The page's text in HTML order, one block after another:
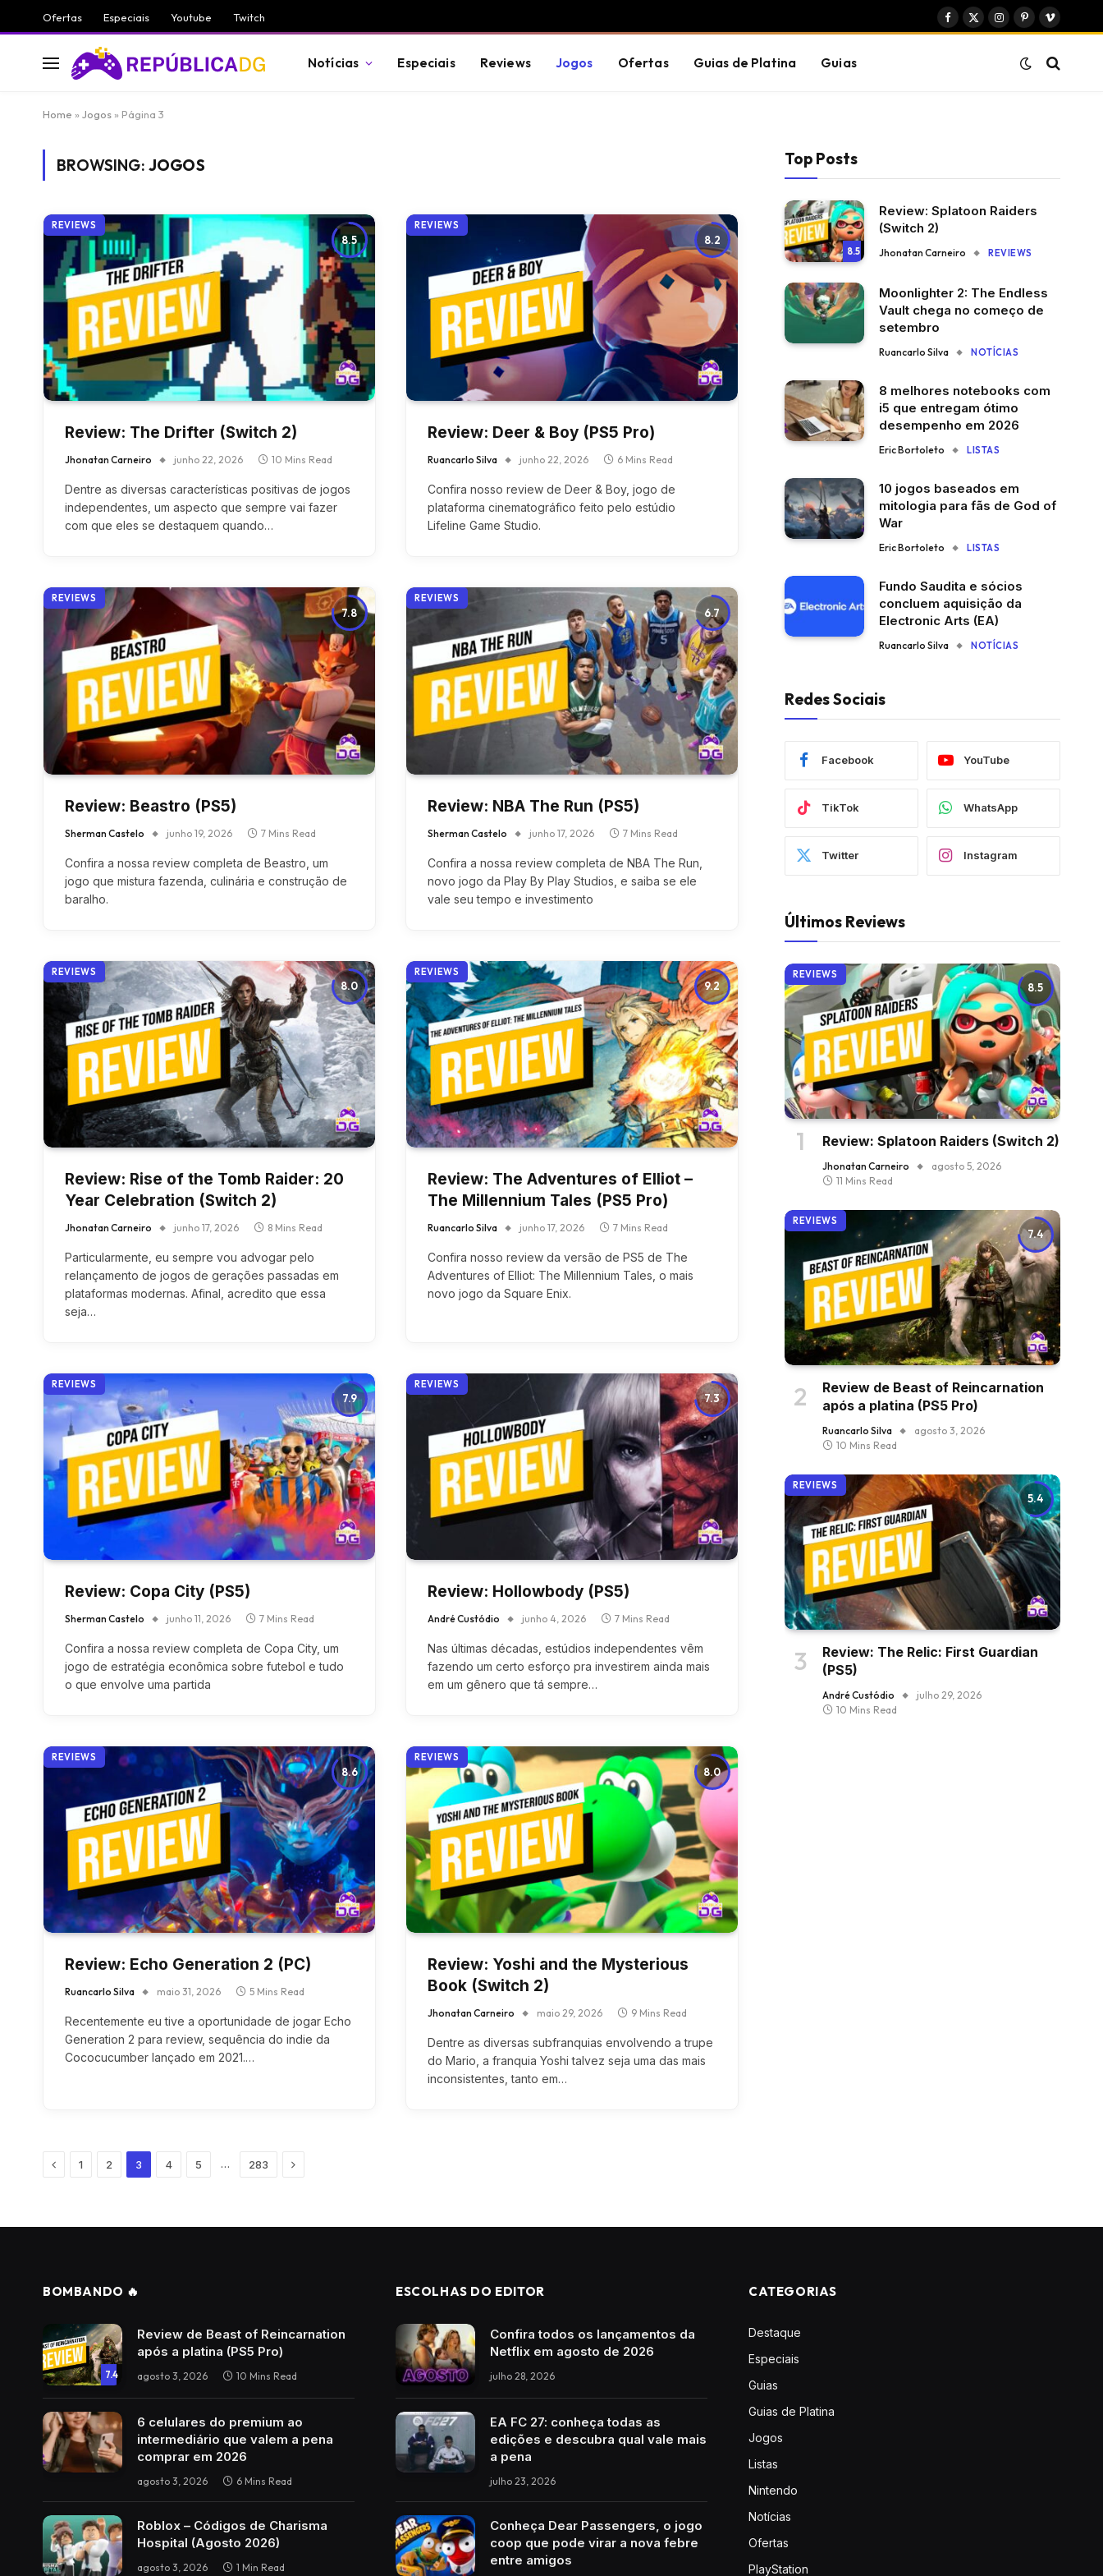
Ofertas Especiais Youtube Twitch
Facebook
X
Instagram
PinterestVimeo
Notícias Especiais Reviews Jogos Ofertas Guias de Platina Guias
Home » Jogos » Página 3
BROWSING: JOGOS
8.5
REVIEWS
Review: The Drifter (Switch 2)
Jhonatan Carneiro junho 22, 2026 10 Mins Read
Dentre as diversas características positivas de jogos
independentes, um aspecto que sempre vai fazer
com que eles se destaquem quando…
8.2
REVIEWS
Review: Deer & Boy (PS5 Pro)
Ruancarlo Silva junho 22, 2026 6 Mins Read
Confira nosso review de Deer & Boy, jogo de
plataforma cinematográfico feito pelo estúdio
Lifeline Game Studio.
7.8
REVIEWS
Review: Beastro (PS5)
Sherman Castelo junho 19, 2026 7 Mins Read
Confira a nossa review completa de Beastro, um
jogo que mistura fazenda, culinária e construção de
baralho.
6.7
REVIEWS
Review: NBA The Run (PS5)
Sherman Castelo junho 17, 2026 7 Mins Read
Confira a nossa review completa de NBA The Run,
novo jogo da Play By Play Studios, e saiba se ele
vale seu tempo e investimento
8.0
REVIEWS
Review: Rise of the Tomb Raider: 20
Year Celebration (Switch 2)
Jhonatan Carneiro junho 17, 2026 8 Mins Read
Particularmente, eu sempre vou advogar pelo
relançamento de jogos de gerações passadas em
plataformas modernas. Afinal, acredito que essa
seja…
9.2
REVIEWS
Review: The Adventures of Elliot –
The Millennium Tales (PS5 Pro)
Ruancarlo Silva junho 17, 2026 7 Mins Read
Confira nosso review da versão de PS5 de The
Adventures of Elliot: The Millennium Tales, o mais
novo jogo da Square Enix.
7.9
REVIEWS
Review: Copa City (PS5)
Sherman Castelo junho 11, 2026 7 Mins Read
Confira a nossa review completa de Copa City, um
jogo de estratégia econômica sobre futebol e tudo
o que envolve uma partida
7.3
REVIEWS
Review: Hollowbody (PS5)
André Custódio junho 4, 2026 7 Mins Read
Nas últimas décadas, estúdios independentes vêm
fazendo um certo esforço pra investirem ainda mais
em um gênero que tá sempre…
8.6
REVIEWS
Review: Echo Generation 2 (PC)
Ruancarlo Silva maio 31, 2026 5 Mins Read
Recentemente eu tive a oportunidade de jogar Echo
Generation 2 para review, sequência do indie da
Cococucumber lançado em 2021.…
8.0
REVIEWS
Review: Yoshi and the Mysterious
Book (Switch 2)
Jhonatan Carneiro maio 29, 2026 9 Mins Read
Dentre as diversas subfranquias envolvendo a trupe
do Mario, a franquia Yoshi talvez seja uma das mais
inconsistentes, tanto em…
Previous
1 2 3 4 5 … 283 Next
Top Posts
8.5
Review: Splatoon Raiders
(Switch 2)
Jhonatan Carneiro REVIEWS
Moonlighter 2: The Endless
Vault chega no começo de
setembro
Ruancarlo Silva NOTÍCIAS
8 melhores notebooks com
i5 que entregam ótimo
desempenho em 2026
Eric Bortoleto LISTAS
10 jogos baseados em
mitologia para fãs de God of
War
Eric Bortoleto LISTAS
Fundo Saudita e sócios
concluem aquisição da
Electronic Arts (EA)
Ruancarlo Silva NOTÍCIAS
Redes Sociais
Facebook YouTube
TikTok WhatsApp
Twitter Instagram
Últimos Reviews
8.5
REVIEWS
Review: Splatoon Raiders (Switch 2)
Jhonatan Carneiro
agosto 5, 2026
11 Mins Read
7.4
REVIEWS
Review de Beast of Reincarnation
após a platina (PS5 Pro)
Ruancarlo Silva
agosto 3, 2026
10 Mins Read
5.4
REVIEWS
Review: The Relic: First Guardian
(PS5)
André Custódio
julho 29, 2026
10 Mins Read
BOMBANDO 🔥
7.4
Review de Beast of Reincarnation
após a platina (PS5 Pro)
agosto 3, 2026 10 Mins Read
6 celulares do premium ao
intermediário que valem a pena
comprar em 2026
agosto 3, 2026 6 Mins Read
Roblox – Códigos de Charisma
Hospital (Agosto 2026)
agosto 3, 2026 1 Min Read
ESCOLHAS DO EDITOR
Confira todos os lançamentos da
Netflix em agosto de 2026
julho 28, 2026
EA FC 27: conheça todas as
edições e descubra qual vale mais
a pena
julho 23, 2026
Conheça Dear Passengers, o jogo
coop que pode virar a nova febre
entre amigos
CATEGORIAS
Destaque
Especiais
Guias
Guias de Platina
Jogos
Listas
Nintendo
Notícias
Ofertas
PlayStation